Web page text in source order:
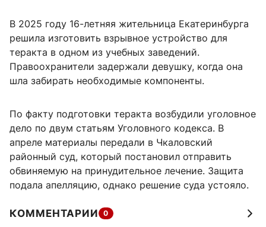
В 2025 году 16-летняя жительница Екатеринбурга
решила изготовить взрывное устройство для
теракта в одном из учебных заведений.
Правоохранители задержали девушку, когда она
шла забирать необходимые компоненты.
По факту подготовки теракта возбудили уголовное
дело по двум статьям Уголовного кодекса. В
апреле материалы передали в Чкаловский
районный суд, который постановил отправить
обвиняемую на принудительное лечение. Защита
подала апелляцию, однако решение суда устояло.
КОММЕНТАРИИ 0